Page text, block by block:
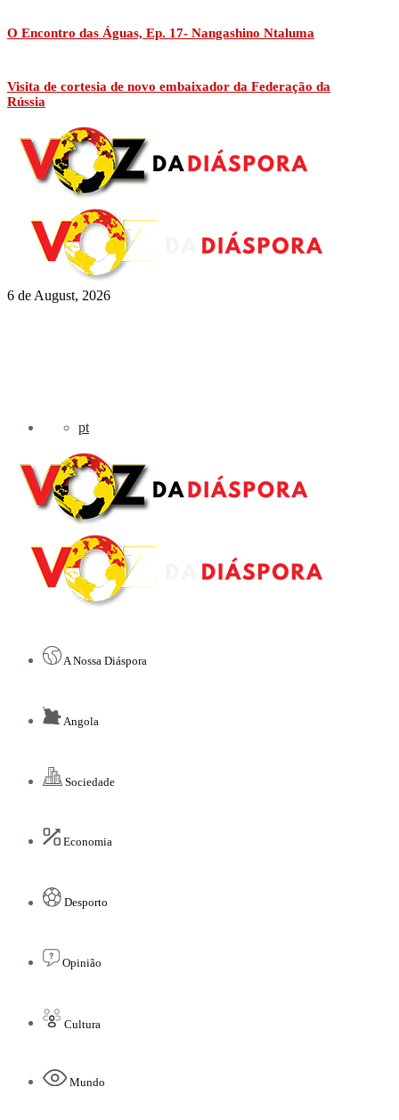
O Encontro das Águas, Ep. 17- Nangashino Ntaluma
Visita de cortesia de novo embaixador da Federação da
Rússia
6 de August, 2026
pt
A Nossa Diáspora
Angola
Sociedade
Economia
Desporto
Opinião
Cultura
Mundo